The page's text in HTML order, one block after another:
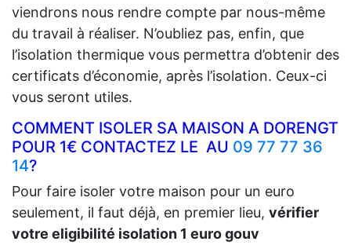
viendrons nous rendre compte par nous-même
du travail à réaliser. N’oubliez pas, enfin, que
l’isolation thermique vous permettra d’obtenir des
certificats d’économie, après l’isolation. Ceux-ci
vous seront utiles.
COMMENT ISOLER SA MAISON A DORENGT
POUR 1€ CONTACTEZ LE AU 09 77 77 36
14?
Pour faire isoler votre maison pour un euro
seulement, il faut déjà, en premier lieu, vérifier
votre eligibilité isolation 1 euro gouv